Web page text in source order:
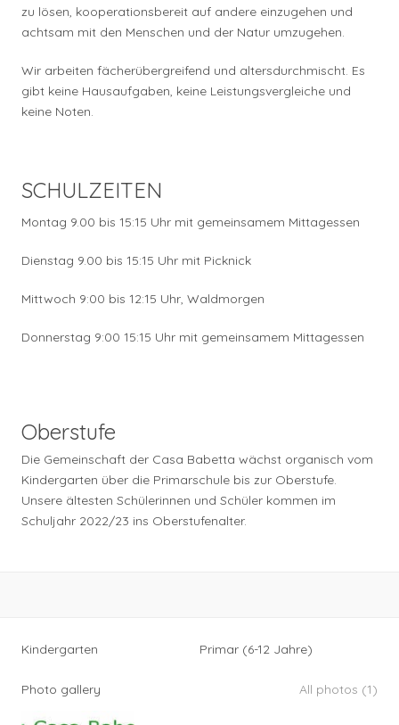
zu lösen, kooperationsbereit auf andere einzugehen und
achtsam mit den Menschen und der Natur umzugehen.
Wir arbeiten fächerübergreifend und altersdurchmischt. Es
gibt keine Hausaufgaben, keine Leistungsvergleiche und
keine Noten.
SCHULZEITEN
Montag 9.00 bis 15:15 Uhr mit gemeinsamem Mittagessen
Dienstag 9.00 bis 15:15 Uhr mit Picknick
Mittwoch 9:00 bis 12:15 Uhr, Waldmorgen
Donnerstag 9:00 15:15 Uhr mit gemeinsamem Mittagessen
Oberstufe
Die Gemeinschaft der Casa Babetta wächst organisch vom
Kindergarten über die Primarschule bis zur Oberstufe.
Unsere ältesten Schülerinnen und Schüler kommen im
Schuljahr 2022/23 ins Oberstufenalter.
Kindergarten Primar (6-12 Jahre)
Photo gallery All photos (1)